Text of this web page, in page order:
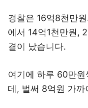
경찰은 16억8천만
에서 14억1천만원,
결이 났습니다.
여기에 하루 60만
데, 벌써 8억원 가까